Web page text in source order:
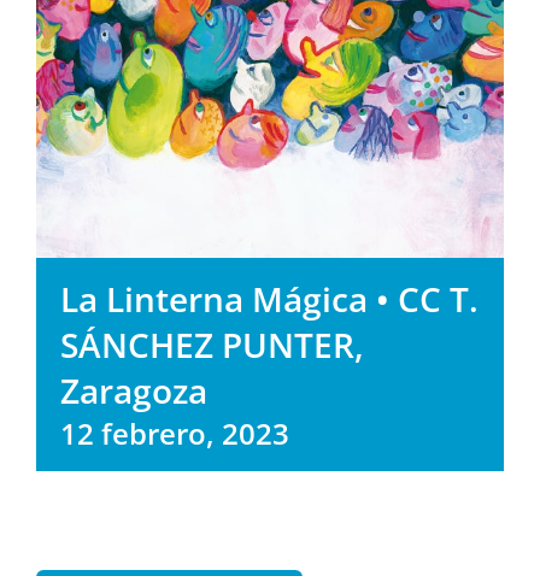
La Linterna Mágica • CC T.
SÁNCHEZ PUNTER,
Zaragoza
12 febrero, 2023